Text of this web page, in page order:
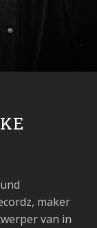
maker
van in